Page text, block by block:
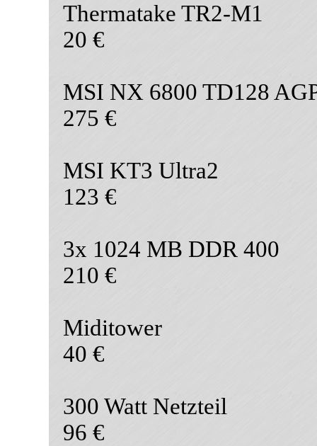
Thermatake TR2-M1
20 €
MSI NX 6800 TD128
275 €
MSI KT3 Ultra2
123 €
3x 1024 MB DDR 400
210 €
Miditower
40 €
300 Watt Netzteil
96 €